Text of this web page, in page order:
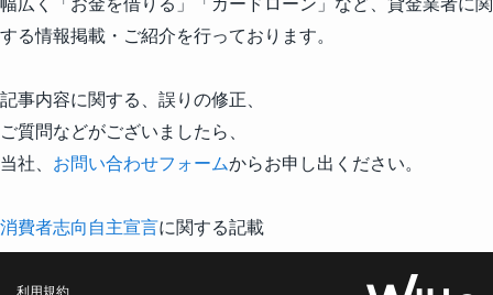
する情報掲載・ご紹介を行っております。
記事内容に関する、誤りの修正、
ご質問などがございましたら、
当社、 お問い合わせフォームからお申し出ください。
消費者志向自主宣言に関する記載
利用規約